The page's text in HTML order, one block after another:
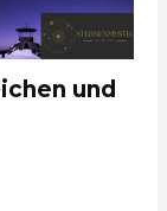
und